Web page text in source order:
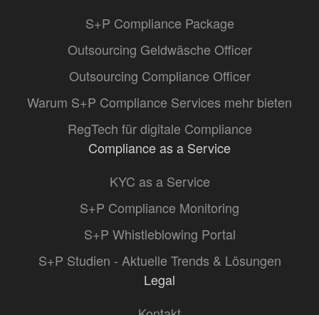
S+P Compliance Package
Outsourcing Geldwäsche Officer
Outsourcing Compliance Officer
Warum S+P Compliance Services mehr bieten
RegTech für digitale Compliance
Compliance as a Service
KYC as a Service
S+P Compliance Monitoring
S+P Whistleblowing Portal
S+P Studien - Aktuelle Trends & Lösungen
Legal